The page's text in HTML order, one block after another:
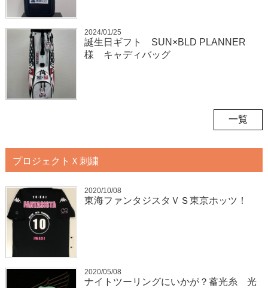
2024/01/25
誕生日ギフト SUN×BLD PLANNER
様 キャディバッグ
一覧
プロジェクトＸ刺繍
2020/10/08
東海ファンタジスタＶＳ東京ホッツ！
2020/05/08
ナイトツーリングにいかが？蓄光糸 光